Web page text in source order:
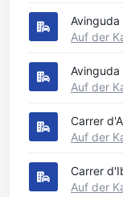
Avinguda
Auf der
Avinguda
Auf der
Carrer
Auf der
Carrer
Auf der